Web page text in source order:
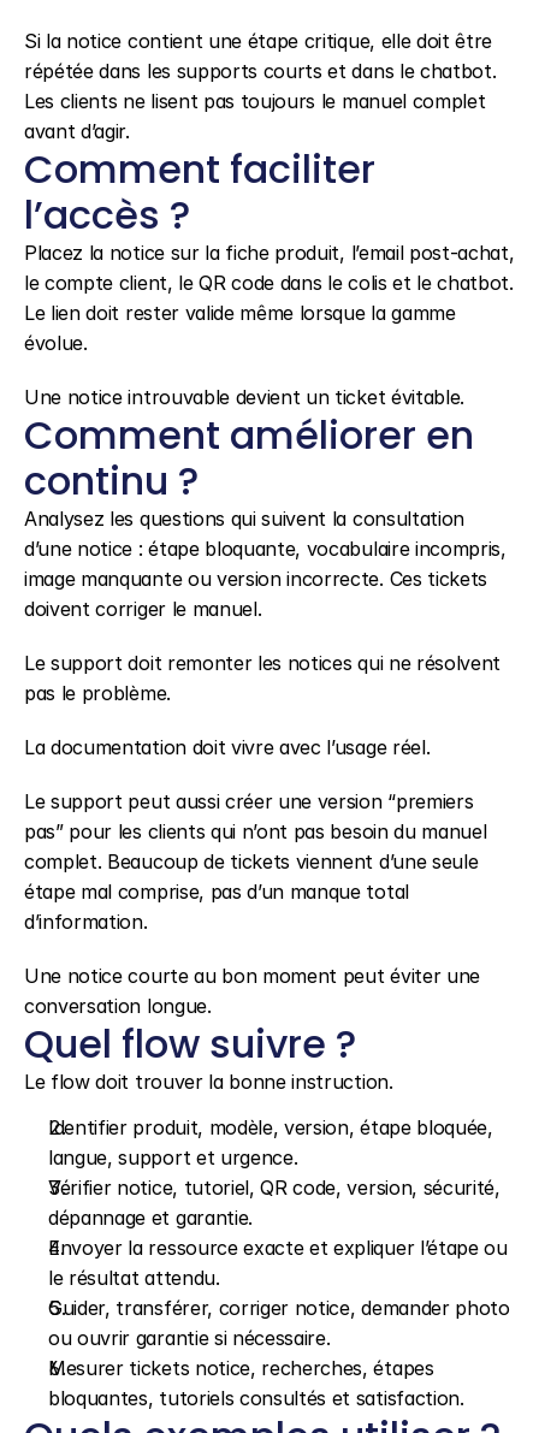
Si la notice contient une étape critique, elle doit être
répétée dans les supports courts et dans le chatbot.
Les clients ne lisent pas toujours le manuel complet
avant d’agir.
Comment faciliter
l’accès ?
Placez la notice sur la fiche produit, l’email post-achat,
le compte client, le QR code dans le colis et le chatbot.
Le lien doit rester valide même lorsque la gamme
évolue.
Une notice introuvable devient un ticket évitable.
Comment améliorer en
continu ?
Analysez les questions qui suivent la consultation
d’une notice : étape bloquante, vocabulaire incompris,
image manquante ou version incorrecte. Ces tickets
doivent corriger le manuel.
Le support doit remonter les notices qui ne résolvent
pas le problème.
La documentation doit vivre avec l’usage réel.
Le support peut aussi créer une version “premiers
pas” pour les clients qui n’ont pas besoin du manuel
complet. Beaucoup de tickets viennent d’une seule
étape mal comprise, pas d’un manque total
d’information.
Une notice courte au bon moment peut éviter une
conversation longue.
Quel flow suivre ?
Le flow doit trouver la bonne instruction.
Identifier produit, modèle, version, étape bloquée,
langue, support et urgence.
Vérifier notice, tutoriel, QR code, version, sécurité,
dépannage et garantie.
Envoyer la ressource exacte et expliquer l’étape ou
le résultat attendu.
Guider, transférer, corriger notice, demander photo
ou ouvrir garantie si nécessaire.
Mesurer tickets notice, recherches, étapes
bloquantes, tutoriels consultés et satisfaction.